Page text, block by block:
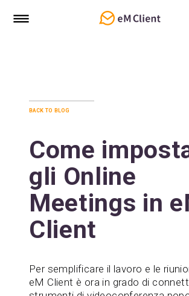
back to blog
Come
gli Online
Meetings in
Client
Per semplificare il lavoro e le
eM Client è ora in grado di